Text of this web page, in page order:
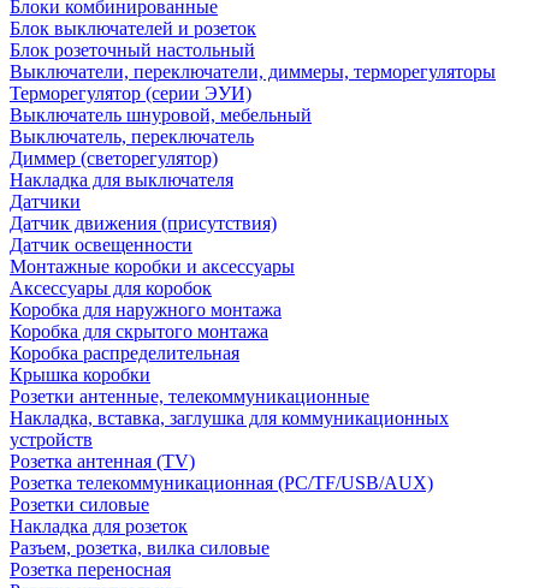
Блоки комбинированные
Блок выключателей и розеток
Блок розеточный настольный
Выключатели, переключатели, диммеры, терморегуляторы
Терморегулятор (серии ЭУИ)
Выключатель шнуровой, мебельный
Выключатель, переключатель
Диммер (светорегулятор)
Накладка для выключателя
Датчики
Датчик движения (присутствия)
Датчик освещенности
Монтажные коробки и аксессуары
Аксессуары для коробок
Коробка для наружного монтажа
Коробка для скрытого монтажа
Коробка распределительная
Крышка коробки
Розетки антенные, телекоммуникационные
Накладка, вставка, заглушка для коммуникационных
устройств
Розетка антенная (TV)
Розетка телекоммуникационная (PC/TF/USB/AUX)
Розетки силовые
Накладка для розеток
Разъем, розетка, вилка силовые
Розетка переносная